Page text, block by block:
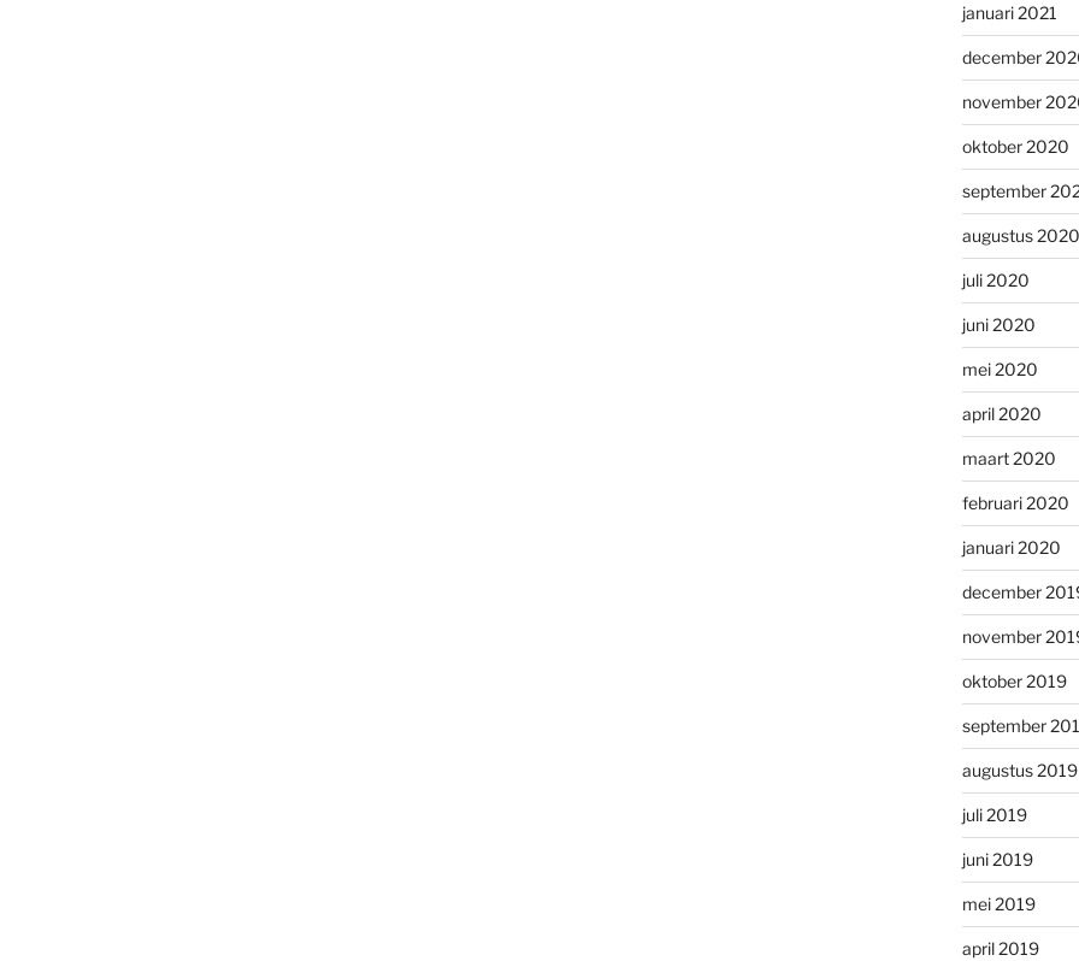
januari 2021
december
november
oktober 2020
september
augustus 2020
juli 2020
juni 2020
mei 2020
april 2020
maart 2020
februari 2020
januari 2020
december
november
oktober 2019
september
augustus 2019
juli 2019
juni 2019
mei 2019
april 2019